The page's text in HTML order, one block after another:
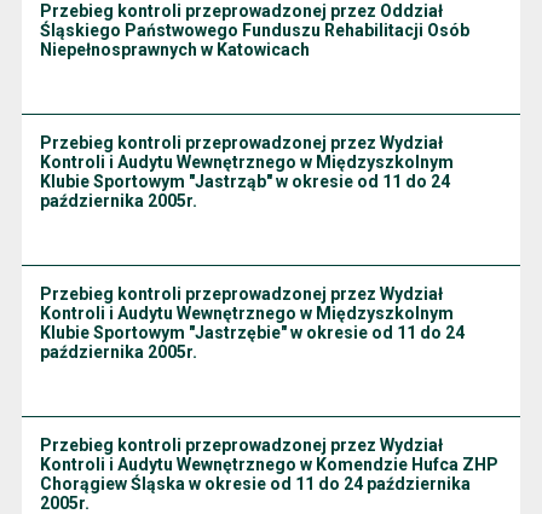
Przebieg kontroli przeprowadzonej przez Oddział
Śląskiego Państwowego Funduszu Rehabilitacji Osób
Niepełnosprawnych w Katowicach
Przebieg kontroli przeprowadzonej przez Wydział
Kontroli i Audytu Wewnętrznego w Międzyszkolnym
Klubie Sportowym "Jastrząb" w okresie od 11 do 24
października 2005r.
Przebieg kontroli przeprowadzonej przez Wydział
Kontroli i Audytu Wewnętrznego w Międzyszkolnym
Klubie Sportowym "Jastrzębie" w okresie od 11 do 24
października 2005r.
Przebieg kontroli przeprowadzonej przez Wydział
Kontroli i Audytu Wewnętrznego w Komendzie Hufca ZHP
Chorągiew Śląska w okresie od 11 do 24 października
2005r.